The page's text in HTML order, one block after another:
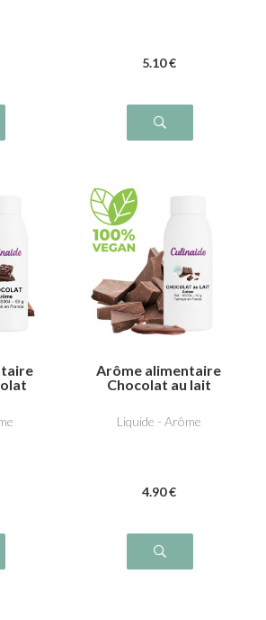
5.10 €
Arôme alimentaire
Chocolat au lait
Liquide - Arôme
4.90 €